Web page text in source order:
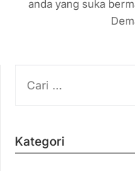
anda yang suka
UNTUK:
Kategori